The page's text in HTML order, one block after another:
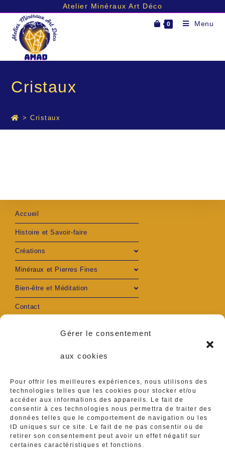
Gérer le consentement
aux cookies
Pour offrir les meilleures expériences, nous utilisons des
technologies telles que les cookies pour stocker et/ou
accéder aux informations des appareils. Le fait de
consentir à ces technologies nous permettra de traiter des
données telles que le comportement de navigation ou les
ID uniques sur ce site. Le fait de ne pas consentir ou de
retirer son consentement peut avoir un effet négatif sur
certaines caractéristiques et fonctions.
content
Atelier Minéraux Art Déco
0 Menu
Cristaux
> Cristaux
Accueil
Histoire et Savoir-faire
Créations
Minéraux et Pierres Fines
Bien-être et Méditation
Contact
S’ouvre
dans
un
S’ouvre
dans
un
Adresse :
Ambares et Lagrave
Téléphone :
0629416839